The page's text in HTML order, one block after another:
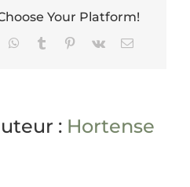
Your Platform!
WhatsApp
Tumblr Pinterest
Vk Email
: Hortense